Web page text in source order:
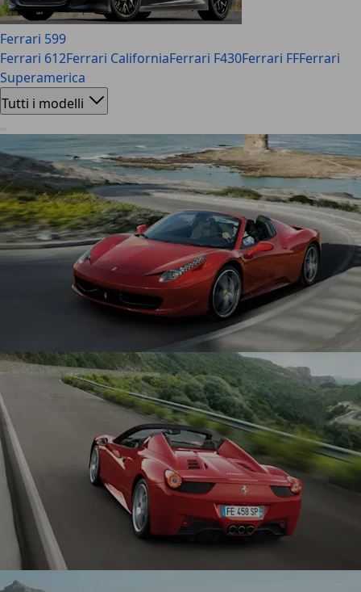
Ferrari 599
Ferrari 612Ferrari CaliforniaFerrari F430Ferrari FFFerrari
Superamerica
Tutti i modelli